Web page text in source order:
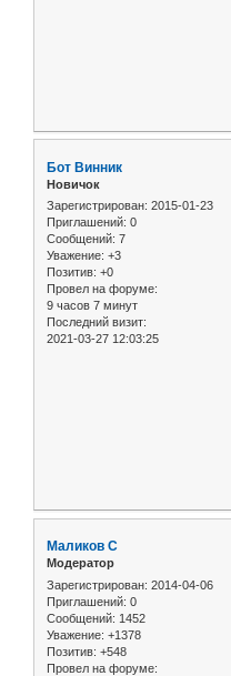
Бот Винник
Новичок
Зарегистрирован: 2015-01-23
Приглашений: 0
Сообщений: 7
Уважение: +3
Позитив: +0
Провел на форуме:
9 часов 7 минут
Последний визит:
2021-03-27 12:03:25
Маликов С
Модератор
Зарегистрирован: 2014-04-06
Приглашений: 0
Сообщений: 1452
Уважение: +1378
Позитив: +548
Провел на форуме: